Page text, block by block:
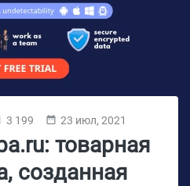
3 199 23 июл, 2021
товарная
созданная